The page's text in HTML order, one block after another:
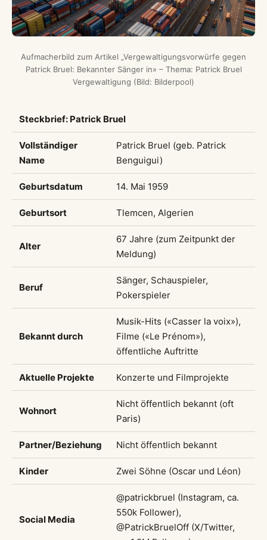
Aufmacherbild zum Artikel „Vergewaltigungsvorwürfe gegen
Patrick Bruel: Bekannter Sänger in» – Thema: Patrick Bruel
Vergewaltigung (Bild: Bilderpool)
Steckbrief: Patrick Bruel
Vollständiger
Name
Patrick Bruel (geb. Patrick
Benguigui)
Geburtsdatum 14. Mai 1959
Geburtsort Tlemcen, Algerien
Alter
67 Jahre (zum Zeitpunkt der
Meldung)
Beruf
Sänger, Schauspieler,
Pokerspieler
Bekannt durch
Musik-Hits («Casser la voix»),
Filme («Le Prénom»),
öffentliche Auftritte
Aktuelle Projekte Konzerte und Filmprojekte
Wohnort
Nicht öffentlich bekannt (oft
Paris)
Partner/Beziehung Nicht öffentlich bekannt
Kinder Zwei Söhne (Oscar und Léon)
Social Media
@patrickbruel (Instagram, ca.
550k Follower),
@PatrickBruelOff (X/Twitter,